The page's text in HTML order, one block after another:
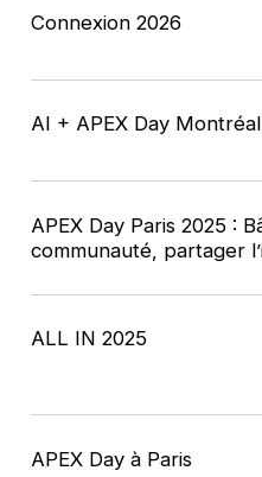
Connexion 2026
AI + APEX Day Montréal
APEX Day Paris 2025 :
communauté, partager
ALL IN 2025
APEX Day à Paris